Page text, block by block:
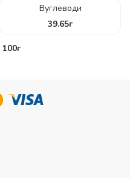
Вуглеводи
39.65г
100г